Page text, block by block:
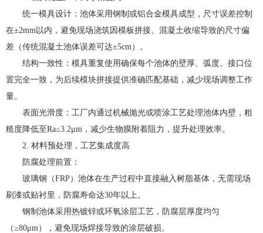
统一模具设计：池体采用钢制或铝合金模具成型，尺寸误差控制
在±2mm以内，避免现场浇筑因模板拼接、混凝土收缩导致的尺寸偏
差（传统混凝土池体误差可达±5cm）。
结构一致性：模具重复使用确保每个池体的壁厚、弧度、接口位
置完全一致，为后续模块拼接提供准确匹配基础，减少现场调整工作
量。
表面光滑度：工厂内通过机械抛光或喷涂工艺处理池体内壁，粗
糙度降低至Ra≤3.2μm，减少生物膜附着阻力，提升处理效率。
2. 材料预处理，工艺集成度高
防腐处理前置：
玻璃钢（FRP）池体在生产过程中直接融入树脂基体，无需现场
刷漆或贴衬里，防腐寿命达30年以上。
钢制池体采用热镀锌或环氧涂层工艺，防腐层厚度均匀
（≥80μm），避免现场焊接导致的涂层破损。